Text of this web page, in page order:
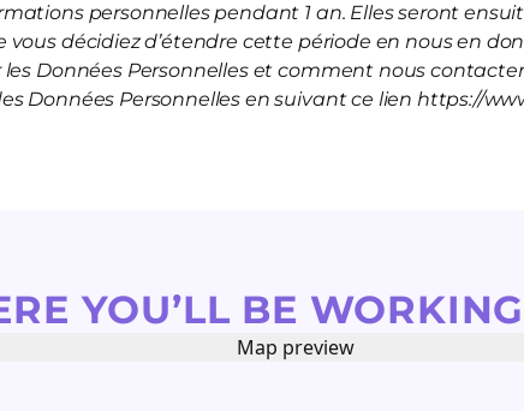
personnelles pendant 1 an. Elles seront
vous décidiez d’étendre cette période en nous en
les Données Personnelles et comment nous
Données Personnelles en suivant ce lien https://
YOU’LL BE